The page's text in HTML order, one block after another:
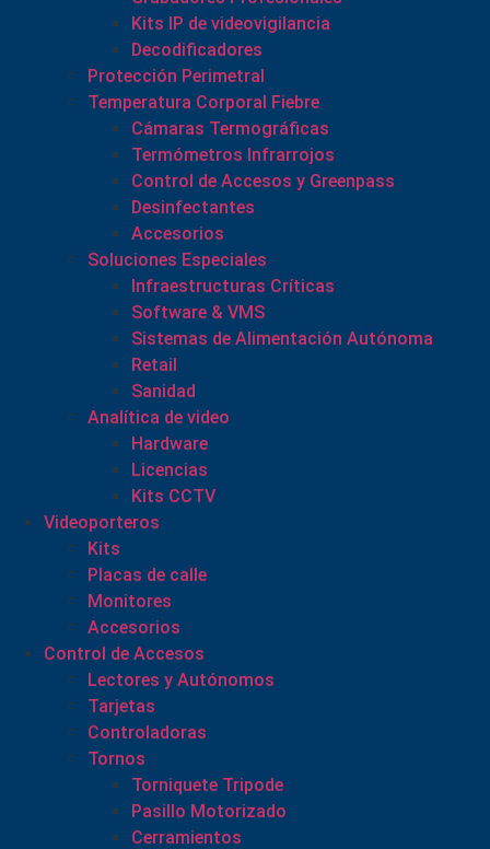
Kits IP de videovigilancia
Decodificadores
Protección Perimetral
Temperatura Corporal Fiebre
Cámaras Termográficas
Termómetros Infrarrojos
Control de Accesos y Greenpass
Desinfectantes
Accesorios
Soluciones Especiales
Infraestructuras Críticas
Software & VMS
Sistemas de Alimentación Autónoma
Retail
Sanidad
Analítica de video
Hardware
Licencias
Kits CCTV
Videoporteros
Kits
Placas de calle
Monitores
Accesorios
Control de Accesos
Lectores y Autónomos
Tarjetas
Controladoras
Tornos
Torniquete Tripode
Pasillo Motorizado
Cerramientos